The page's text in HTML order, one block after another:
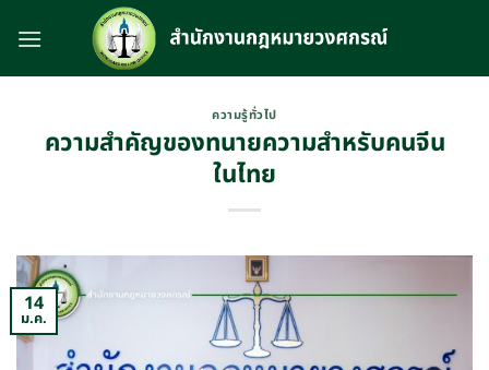
ความรู้ทั่วไป
ความสำคัญของทนายความสำหรับคนจีน
ในไทย
14
ม.ค.